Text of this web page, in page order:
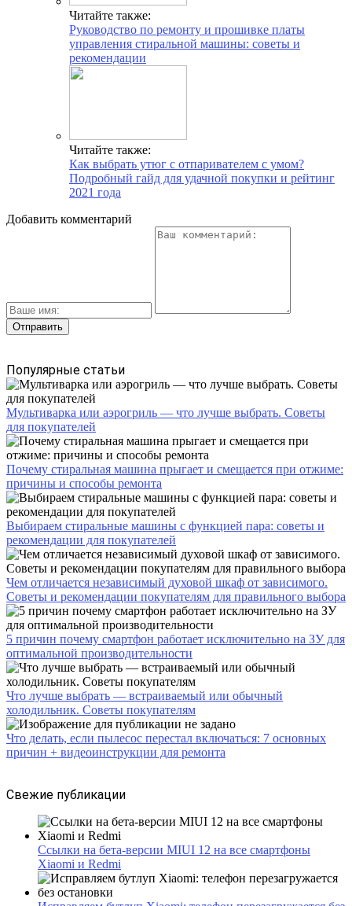
Читайте также:
Руководство по ремонту и прошивке платы
управления стиральной машины: советы и
рекомендации
Читайте также:
Как выбрать утюг с отпаривателем с умом?
Подробный гайд для удачной покупки и рейтинг
2021 года
Добавить комментарий
Популярные статьи
Мультиварка или аэрогриль — что лучше выбрать. Советы
для покупателей
Почему стиральная машина прыгает и смещается при отжиме:
причины и способы ремонта
Выбираем стиральные машины с функцией пара: советы и
рекомендации для покупателей
Чем отличается независимый духовой шкаф от зависимого.
Советы и рекомендации покупателям для правильного выбора
5 причин почему смартфон работает исключительно на ЗУ для
оптимальной производительности
Что лучше выбрать — встраиваемый или обычный
холодильник. Советы покупателям
Что делать, если пылесос перестал включаться: 7 основных
причин + видеоинструкции для ремонта
Свежие публикации
Ссылки на бета-версии MIUI 12 на все смартфоны
Xiaomi и Redmi